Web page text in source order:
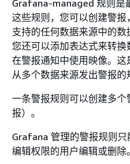
Grafana-managed 规则是
这些规则，您可以创建警
支持的任何数据来源中的数
您还可以添加表达式来转
在警报通知中使用映像。
从多个数据来源发出警报的
一条警报规则可以创建多
报）。
Grafana 管理的警报规则
编辑权限的用户编辑或删除。